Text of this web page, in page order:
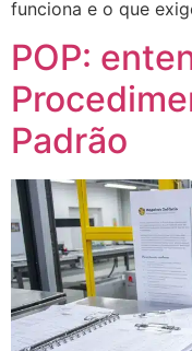
funciona e o que
POP:
Padrão